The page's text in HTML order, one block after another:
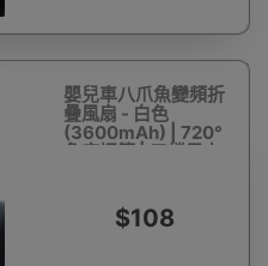
嬰兒車八爪魚變頻折
疊風扇 - 白色
(3600mAh) | 720°
角度調節 | 三檔風力
$108